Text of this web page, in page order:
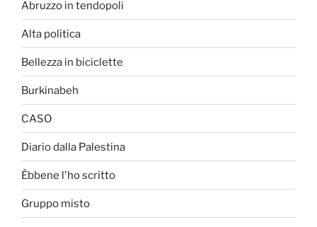
Abruzzo in tendopoli
Alta politica
Bellezza in biciclette
Burkinabeh
CASO
Diario dalla Palestina
Èbbene l'ho scritto
Gruppo misto